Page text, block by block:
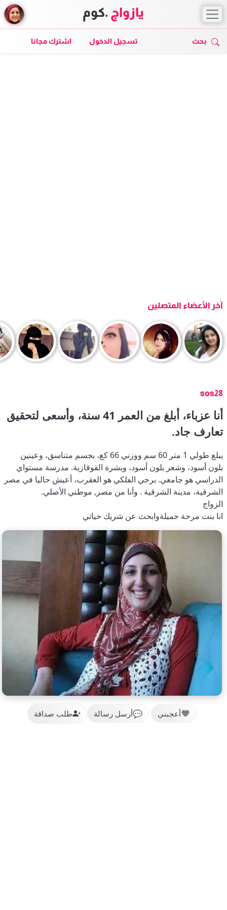
يازواج .كوم
بحث تسجيل الدخول اشترك مجانا
آخر الأعضاء المتصلين
sos28
أنا عزباء، أبلغ من العمر 41 سنة، وأسعى لتحقيق
تعارف جاد.
يبلغ طولي 1 متر 60 سم ووزني 66 كغ، بجسم متناسق، وعينين
بلون أسود، وشعر بلون أسود، وبشرة القوقازية. مدرسة مستواي
الدراسي هو جامعي. برجي الفلكي هو العقرب، أعيش حاليا في مصر
الشرقية، مدينة الشرقية . وأنا من مصر, موطني الأصلي.
الزواج
انا بنت مرحة جميلةوابحث عن شريك حياتي
أعجبني 💬أرسل رسالة طلب صداقة